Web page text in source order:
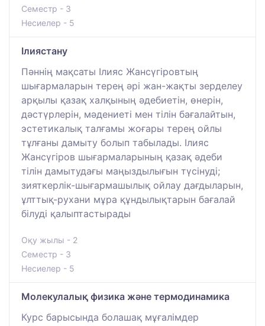
Семестр - 3
Несиелер - 5
Ілиястану
Пәннің мақсаты Ілияс Жансүгіровтың
шығармаларын терең әрі жан-жақты зерделеу
арқылы қазақ халқының әдебиетін, өнерін,
дәстүрлерін, мәдениеті мен тілін бағалайтын,
эстетикалық талғамы жоғары терең ойлы
тұлғаны дамыту болып табылады. Ілияс
Жансүгіров шығармаларының қазақ әдеби
тілін дамытудағы маңыздылығын түсінуді;
зияткерлік-шығармашылық ойлау дағдыларын,
ұлттық-рухани мұра құндылықтарын бағалай
білуді қалыптастырады
Оқу жылы - 2
Семестр - 3
Несиелер - 5
Молекулалық физика және термодинамика
Курс барысында болашақ мұғалімдер